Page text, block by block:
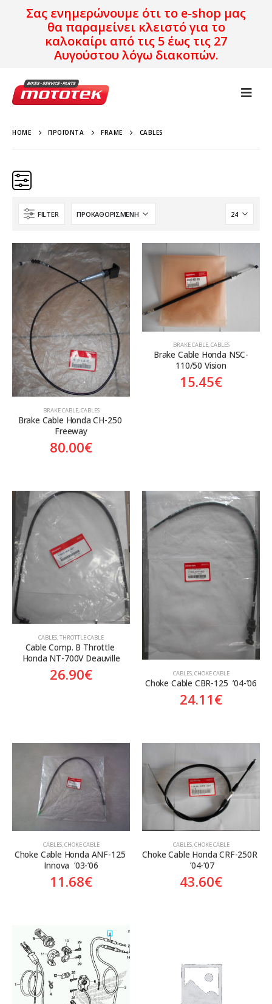
Σας ενημερώνουμε ότι το e-shop μας
θα παραμείνει κλειστό για το
καλοκαίρι από τις 5 έως τις 27
Αυγούστου λόγω διακοπών.
HOME ΠΡΟΪΌΝΤΑ FRAME CABLES
Brand
Μοντέλο
Χρονολογία
Κατηγορίες
Προϊόν Προέλευση
Aftermarket Genuine
FILTER
BRAKE CABLE,CABLES
Brake Cable Honda CH-250
Freeway
80.00€
BRAKE CABLE,CABLES
Brake Cable Honda NSC-
110/50 Vision
15.45€
CABLES,THROTTLE CABLE
Cable Comp. B Throttle
Honda NT-700V Deauville
26.90€ CABLES,CHOKE CABLE
Choke Cable CBR-125  ’04-’06
24.11€
CABLES,CHOKE CABLE
Choke Cable Honda ANF-125
Innova  ’03-’06
11.68€
CABLES,CHOKE CABLE
Choke Cable Honda CRF-250R
’04-’07
43.60€